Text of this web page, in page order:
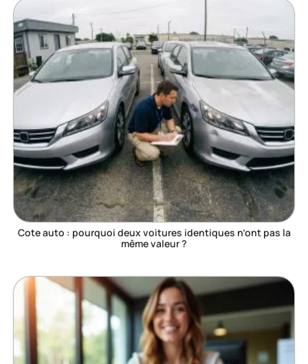
Cote auto : pourquoi deux voitures identiques n’ont pas la
même valeur ?